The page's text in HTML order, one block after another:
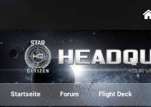
Startseite Forum Flight Deck